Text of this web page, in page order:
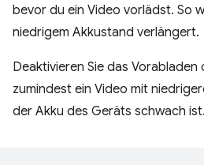
bevor du ein Video vorlädst. So
niedrigem Akkustand verlängert.
Deaktivieren Sie das Vorabladen
zumindest ein Video mit
der Akku des Geräts schwach ist.